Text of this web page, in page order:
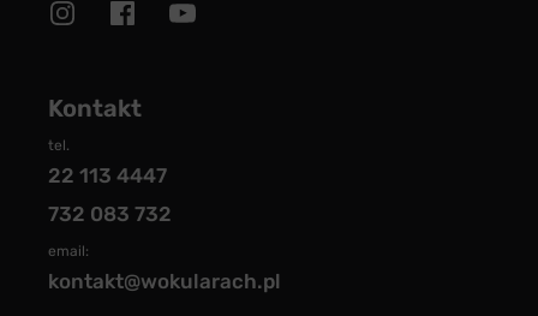
Kontakt
tel.
22 113 4447
732 083 732
email:
kontakt@wokularach.pl